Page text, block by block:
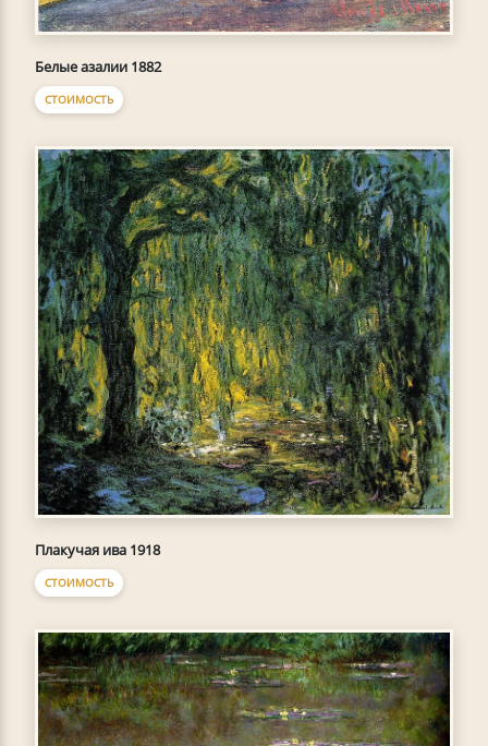
Белые азалии 1882
СТОИМОСТЬ
Плакучая ива 1918
СТОИМОСТЬ